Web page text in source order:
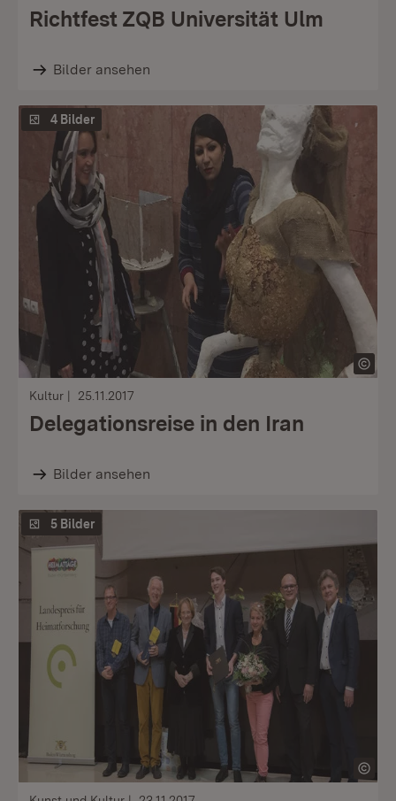
Richtfest ZQB Universität Ulm
Bilder ansehen
4 Bilder
Kultur 25.11.2017
Delegationsreise in den Iran
Bilder ansehen
5 Bilder